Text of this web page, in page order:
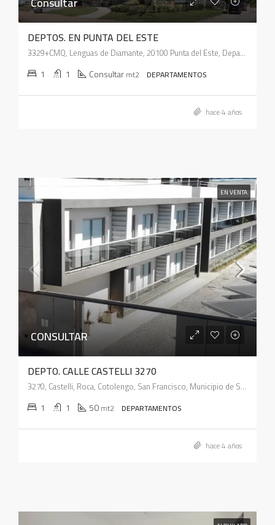
DEPTOS. EN PUNTA DEL ESTE
3329+CMQ, Lenguas de Diamante, 20100 Punta del Este, Departamento de Maldonado, Uruguay
1 1 Consultarmt2 DEPARTAMENTOS
hace 4 años
EN VENTA
CONSULTAR
DEPTO. CALLE CASTELLI 3270
3270, Castelli, Roca, Cotolengo, San Francisco, Municipio de San Francisco, Pedanía Juárez Celman, Departamento San Justo, Córdoba, X2400, Argentina
1 1 50mt2 DEPARTAMENTOS
hace 4 años